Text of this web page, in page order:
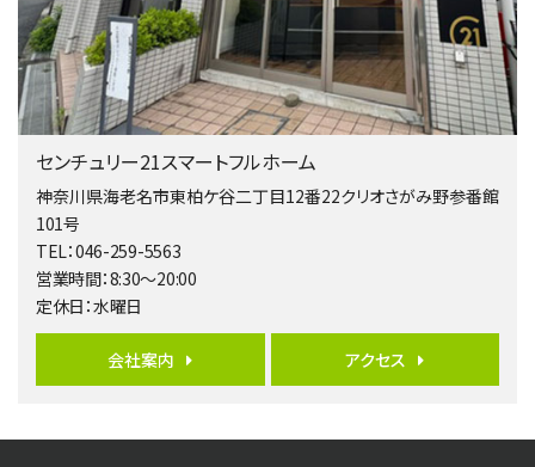
相模大野駅
バ9分・歩4分
２０１５年６月築、積水ハウス施工住宅です。 南東…
第5位
3,680万円
バ15分・ 歩1分
リビングダイニング部分の床暖房完備 車並列2台駐…
第6位
4ＬＤＫ
橋本駅
センチュリー21スマートフルホーム
神奈川県海老名市東柏ケ谷二丁目12番22クリオさがみ野参番館
101号
TEL：046-259-5563
営業時間：8:30～20:00
定休日：水曜日
会社案内 アクセス